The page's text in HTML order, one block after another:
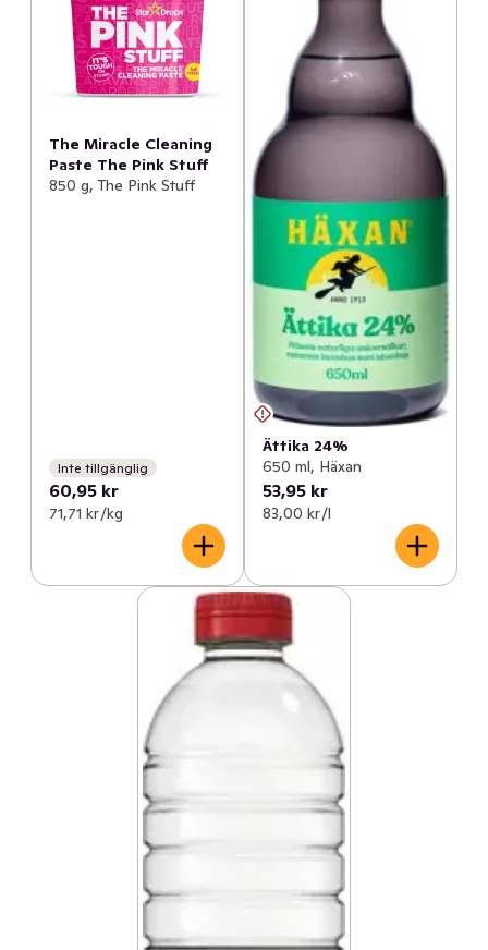
The Miracle Cleaning
Paste The Pink Stuff
850 g, The Pink Stuff
Inte tillgänglig
60,95 kr
71,71 kr /kg
Ättika 24%
650 ml, Häxan
53,95 kr
83,00 kr /l